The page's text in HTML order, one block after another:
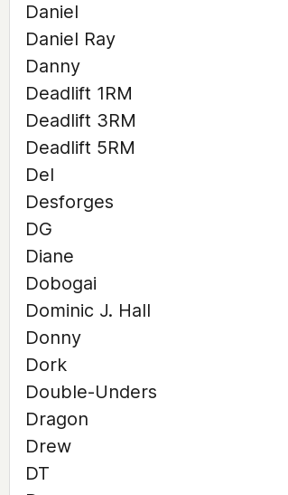
Daniel
Daniel Ray
Danny
Deadlift 1RM
Deadlift 3RM
Deadlift 5RM
Del
Desforges
DG
Diane
Dobogai
Dominic J. Hall
Donny
Dork
Double-Unders
Dragon
Drew
DT